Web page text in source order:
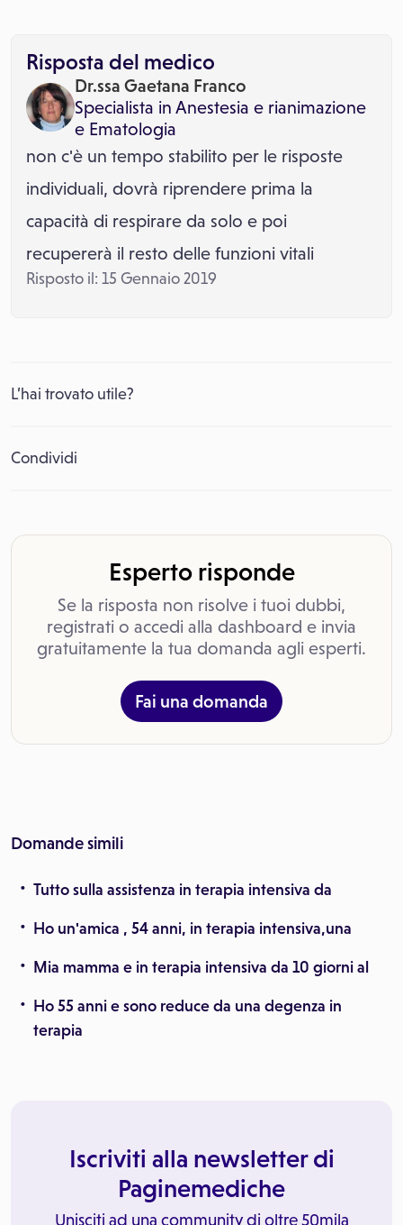
Risposta del medico
Dr.ssa Gaetana Franco
Specialista in Anestesia e rianimazione
e Ematologia
non c'è un tempo stabilito per le risposte
individuali, dovrà riprendere prima la
capacità di respirare da solo e poi
recupererà il resto delle funzioni vitali
Risposto il: 15 Gennaio 2019
L’hai trovato utile?
Condividi
Esperto risponde
Se la risposta non risolve i tuoi dubbi,
registrati o accedi alla dashboard e invia
gratuitamente la tua domanda agli esperti.
Fai una domanda
Domande simili
Tutto sulla assistenza in terapia intensiva da
Ho un'amica , 54 anni, in terapia intensiva,una
Mia mamma e in terapia intensiva da 10 giorni al
Ho 55 anni e sono reduce da una degenza in
terapia
Iscriviti alla newsletter di
Paginemediche
Unisciti ad una community di oltre 50mila